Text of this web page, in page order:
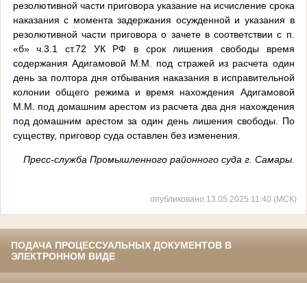
резолютивной части приговора указание на исчисление срока
наказания с момента задержания осужденной и указания в
резолютивной части приговора о зачете в соответствии с п.
«б» ч.3.1 ст.72 УК РФ в срок лишения свободы время
содержания Адигамовой М.М. под стражей из расчета один
день за полтора дня отбывания наказания в исправительной
колонии общего режима и время нахождения Адигамовой
М.М. под домашним арестом из расчета два дня нахождения
под домашним арестом за один день лишения свободы. По
существу, приговор суда оставлен без изменения.
Пресс-служба Промышленного районного суда г. Самары.
опубликовано 13.05.2025 11:40 (МСК)
ПОДАЧА ПРОЦЕССУАЛЬНЫХ ДОКУМЕНТОВ В
ЭЛЕКТРОННОМ ВИДЕ